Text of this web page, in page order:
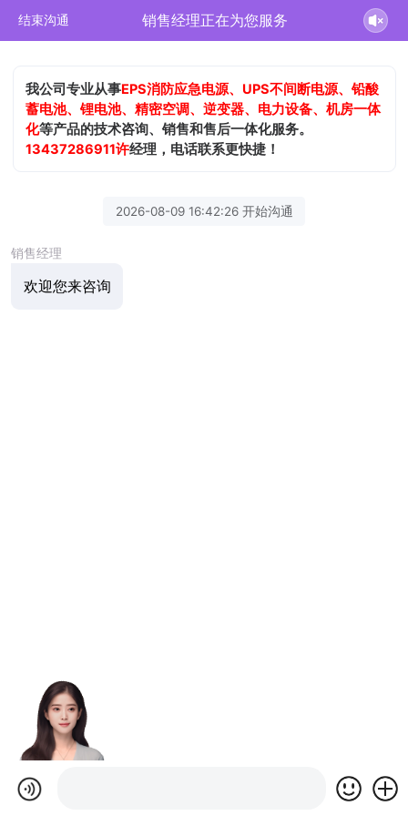
结束沟通 销售经理正在为您服务
我公司专业从事EPS消防应急电源、UPS不间断电源、铅酸
蓄电池、锂电池、精密空调、逆变器、电力设备、机房一体
化等产品的技术咨询、销售和售后一体化服务。
13437286911许经理，电话联系更快捷！
2026-08-09 16:42:26 开始沟通
销售经理
欢迎您来咨询